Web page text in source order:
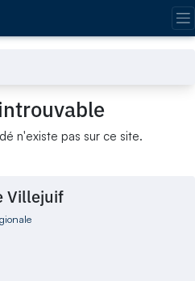
n'existe pas sur ce site.
Villejuif